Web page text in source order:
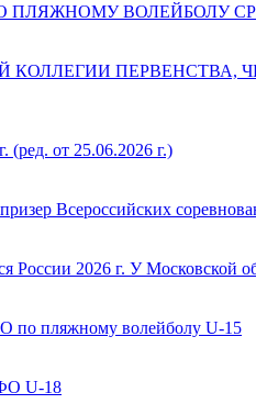
ПЛЯЖНОМУ ВОЛЕЙБОЛУ
КОЛЛЕГИИ
от 25.06.2026 г.)
Всероссийских
2026 г. У Московской
по пляжному волейболу U-15
U-18